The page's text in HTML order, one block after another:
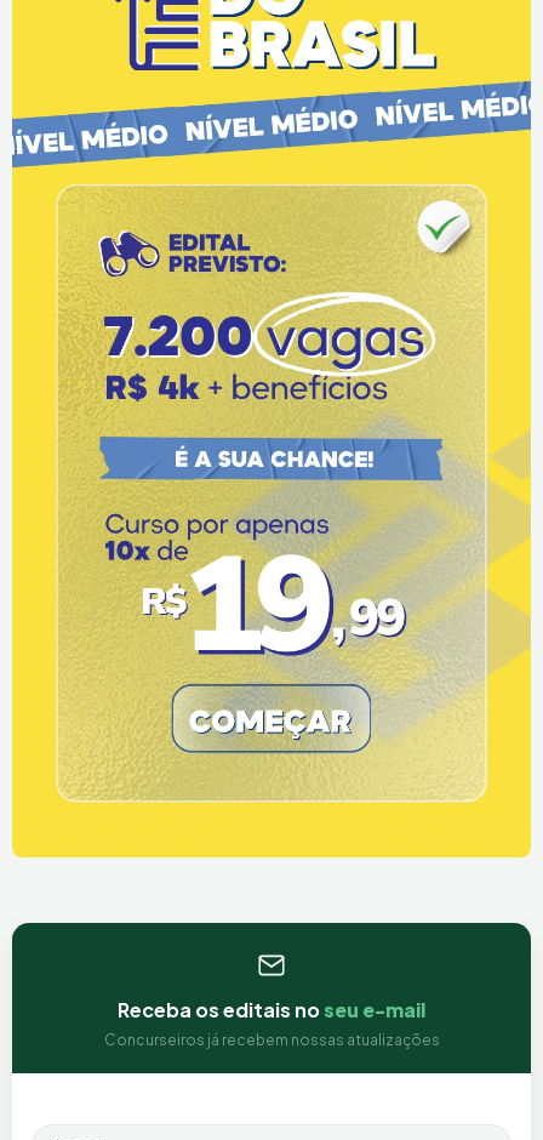
Receba os editais noseu e-mail
Concurseiros já recebem nossas atualizações